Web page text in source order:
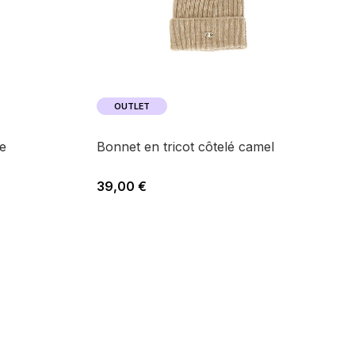
OUTLET
bonnet en tricot côtelé camel
39,00 €